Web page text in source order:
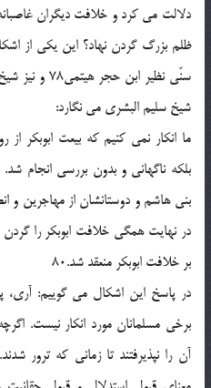
دلالت مى كرد و خلافت ديگران
ظلم بزرگ گردن نهاد؟ اين يكى از
شيخ سليم البشرى مى نگارد:
ما انكار نمى كنيم كه بيعت ابوبكر
بلكه ناگهانى و بدون بررسى انجام
بنى هاشم و دوستانشان از مهاجرين و
در نهايت همگى خلافت ابوبكر را
بر خلافت ابوبكر منعقد شد.80
در پاسخ اين اشكال مى گوييم: آرى،
برخى مسلمانان مورد انكار نيست.
آن را نپذيرفتند تا زمانى كه ترور